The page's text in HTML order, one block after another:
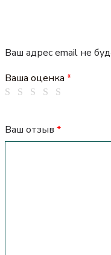
Ваш адрес email не
Ваша оценка *
Ваш отзыв *